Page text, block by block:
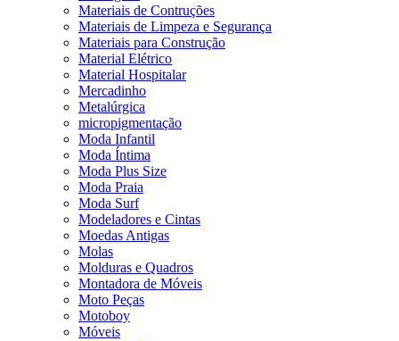
Materiais de Contruções
Materiais de Limpeza e Segurança
Materiais para Construção
Material Elétrico
Material Hospitalar
Mercadinho
Metalúrgica
micropigmentação
Moda Infantil
Moda Íntima
Moda Plus Size
Moda Praia
Moda Surf
Modeladores e Cintas
Moedas Antigas
Molas
Molduras e Quadros
Montadora de Móveis
Moto Peças
Motoboy
Móveis